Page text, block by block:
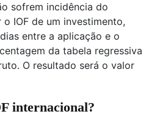
sofrem incidência do
IOF de um investimento,
entre a aplicação e o
da tabela regressiva
O resultado será o valor
internacional?